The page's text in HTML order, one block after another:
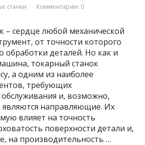
станки Комментарии: 0
– сердце любой механической
от точности которого
обработки деталей. Но как и
токарный станок
а одним из наиболее
требующих
и, возможно,
являются направляющие. Их
влияет на точность
поверхности детали и,
на производительность …